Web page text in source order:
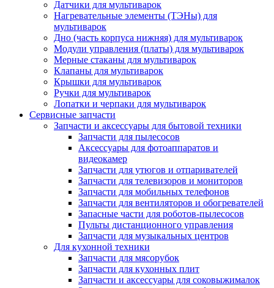
Датчики для мультиварок
Нагревательные элементы (ТЭНы) для
мультиварок
Дно (часть корпуса нижняя) для мультиварок
Модули управления (платы) для мультиварок
Мерные стаканы для мультиварок
Клапаны для мультиварок
Крышки для мультиварок
Ручки для мультиварок
Лопатки и черпаки для мультиварок
Сервисные запчасти
Запчасти и аксессуары для бытовой техники
Запчасти для пылесосов
Аксессуары для фотоаппаратов и
видеокамер
Запчасти для утюгов и отпаривателей
Запчасти для телевизоров и мониторов
Запчасти для мобильных телефонов
Запчасти для вентиляторов и обогревателей
Запасные части для роботов-пылесосов
Пульты дистанционного управления
Запчасти для музыкальных центров
Для кухонной техники
Запчасти для мясорубок
Запчасти для кухонных плит
Запчасти и аксессуары для соковыжималок